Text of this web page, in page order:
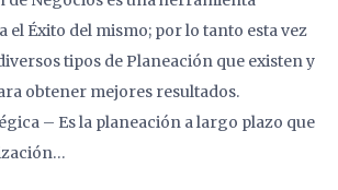
el Éxito del mismo; por lo tanto esta vez
tipos de Planeación que existen y
obtener mejores resultados.
– Es la planeación a largo plazo que